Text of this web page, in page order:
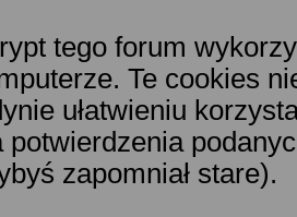
tego forum
Te cookies
ułatwieniu
potwierdzenia
zapomniał stare).